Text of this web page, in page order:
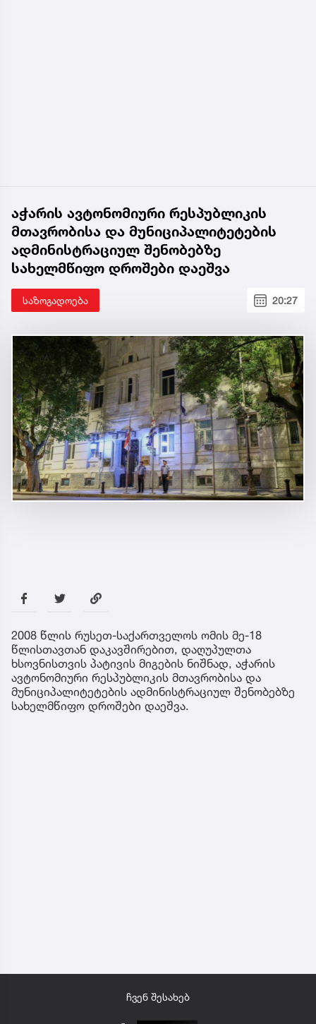
აჭარის ავტონომიური რესპუბლიკის
მთავრობისა და მუნიციპალიტეტების
ადმინისტრაციულ შენობებზე
სახელმწიფო დროშები დაეშვა
საზოგადოება 20:27
2008 წლის რუსეთ-საქართველოს ომის მე-18
წლისთავთან დაკავშირებით, დაღუპულთა
ხსოვნისთვის პატივის მიგების ნიშნად, აჭარის
ავტონომიური რესპუბლიკის მთავრობისა და
მუნიციპალიტეტების ადმინისტრაციულ შენობებზე
სახელმწიფო დროშები დაეშვა.
ჩვენ შესახებ